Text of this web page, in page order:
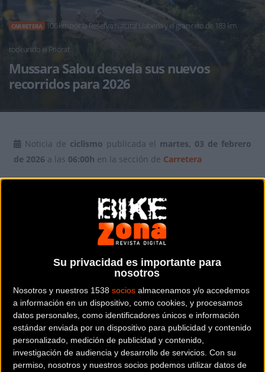
Su privacidad es importante para
nosotros
Nosotros y nuestros 1538 socios almacenamos y/o accedemos
a información en un dispositivo, como cookies, y procesamos
datos personales, como identificadores únicos e información
estándar enviada por un dispositivo para publicidad y contenido
personalizado, medición de publicidad y contenido,
investigación de audiencia y desarrollo de servicios. Con su
permiso, nosotros y nuestros socios podemos utilizar datos de
CARRETERA 106 km por la Reserva Natural Llaberia y el gran reto de 183 km
rodeando el Priorat
Mussara Salou desvela sus nuevos
recorridos para 2026
Noticia de ciclismo publicada el martes, 03 de febrero
de 2026 a las 06:00h en la sección de Carretera
confirmado los trazados para su próxima edición, que se
celebrará el 17 de mayo de 2026. La cita cicloturista
introduce cambios significativos este año, apostando por la
gran fondo que pondrán a prueba la resistencia de los
Un trazado inédito por la Reserva
Natural Llaberia